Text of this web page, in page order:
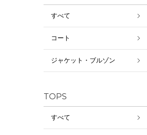
すべて
コート
ジャケット・ブルゾン
TOPS
すべて